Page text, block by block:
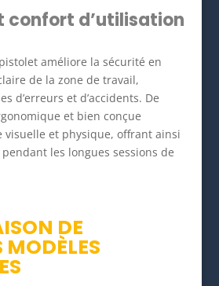
confort d’utilisation
améliore la sécurité en
de la zone de travail,
d’erreurs et d’accidents. De
et bien conçue
visuelle et physique, offrant ainsi
les longues sessions de
DE
MODÈLES